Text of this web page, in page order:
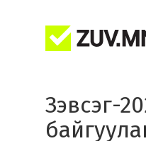
Зэвсэг-